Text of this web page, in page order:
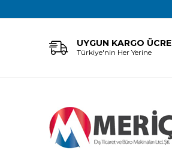
UYGUN KARGO
Türkiye'nin Her Yerine